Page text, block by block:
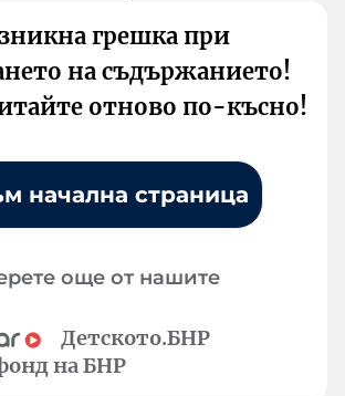
грешка при
на съдържанието!
отново по-късно!
начална страница
още от нашите
Детското.БНР
на БНР